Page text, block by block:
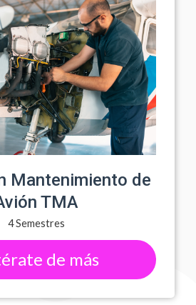
Mantenimiento de
TMA
4 Semestres
de más